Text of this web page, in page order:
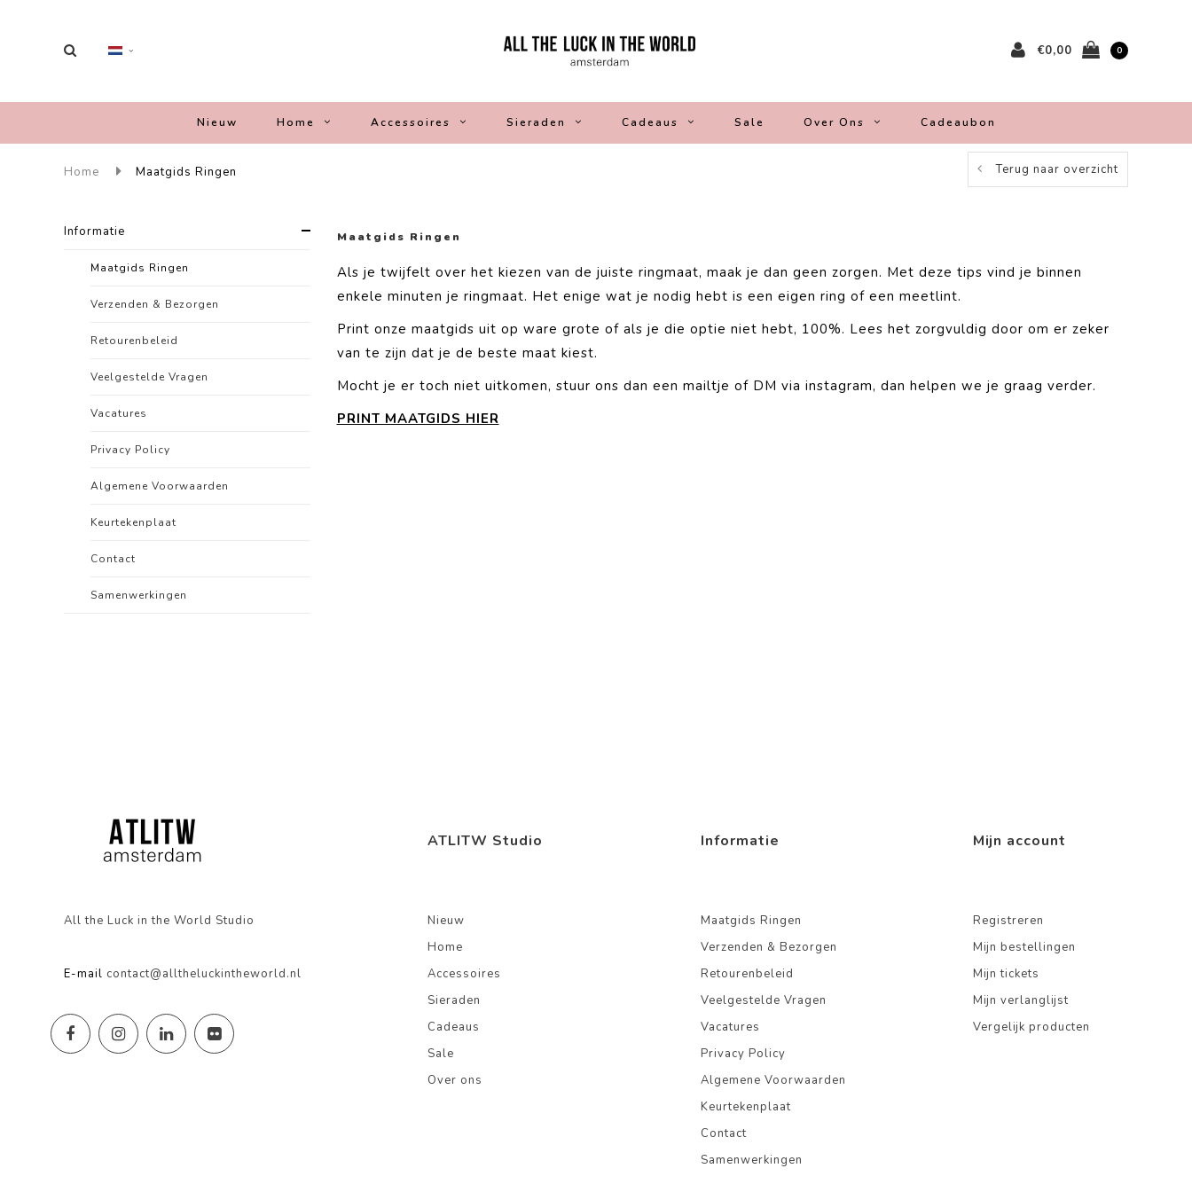
€0,00 0
Nieuw Home Accessoires Sieraden Cadeaus Sale Over Ons Cadeaubon
Home Maatgids Ringen Terug naar overzicht
Informatie
Maatgids Ringen
Verzenden & Bezorgen
Retourenbeleid
Veelgestelde Vragen
Vacatures
Privacy Policy
Algemene Voorwaarden
Keurtekenplaat
Contact
Samenwerkingen
Maatgids Ringen
Als je twijfelt over het kiezen van de juiste ringmaat, maak je dan geen zorgen. Met deze tips vind je binnen
enkele minuten je ringmaat. Het enige wat je nodig hebt is een eigen ring of een meetlint.
Print onze maatgids uit op ware grote of als je die optie niet hebt, 100%. Lees het zorgvuldig door om er zeker
van te zijn dat je de beste maat kiest.
Mocht je er toch niet uitkomen, stuur ons dan een mailtje of DM via instagram, dan helpen we je graag verder.
PRINT MAATGIDS HIER
All the Luck in the World Studio
E-mail contact@alltheluckintheworld.nl
ATLITW Studio
Nieuw
Home
Accessoires
Sieraden
Cadeaus
Sale
Over ons
Informatie
Maatgids Ringen
Verzenden & Bezorgen
Retourenbeleid
Veelgestelde Vragen
Vacatures
Privacy Policy
Algemene Voorwaarden
Keurtekenplaat
Contact
Samenwerkingen
Mijn account
Registreren
Mijn bestellingen
Mijn tickets
Mijn verlanglijst
Vergelijk producten